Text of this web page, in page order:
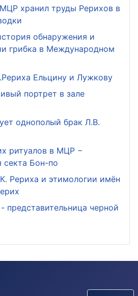
хранил труды Рерихов в
обнаружения и
грибка в Международном
Ельцину и Лужкову
портрет в зале
однополый брак Л.В.
ритуалов в МЦР −
секта Бон-по
Рериха и этимологии имён
черной